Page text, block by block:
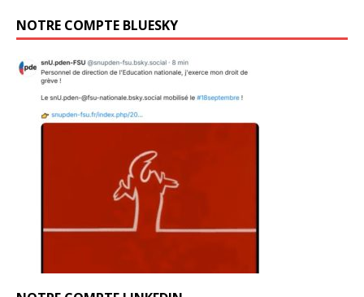
NOTRE COMPTE BLUESKY